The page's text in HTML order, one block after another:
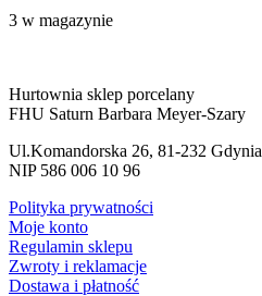
3 w magazynie
Hurtownia sklep porcelany
FHU Saturn Barbara Meyer-Szary
Ul.Komandorska 26, 81-232 Gdynia
NIP 586 006 10 96
Polityka prywatności
Moje konto
Regulamin sklepu
Zwroty i reklamacje
Dostawa i płatność